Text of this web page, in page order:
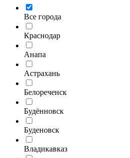
Все города
Краснодар
Анапа
Астрахань
Белореченск
Будённовск
Буденовск
Владикавказ